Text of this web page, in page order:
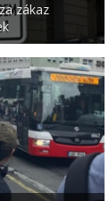
zákaz